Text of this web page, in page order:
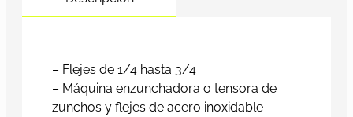
– Flejes de 1/4 hasta 3/4
– Máquina enzunchadora o tensora de
zunchos y flejes de acero inoxidable